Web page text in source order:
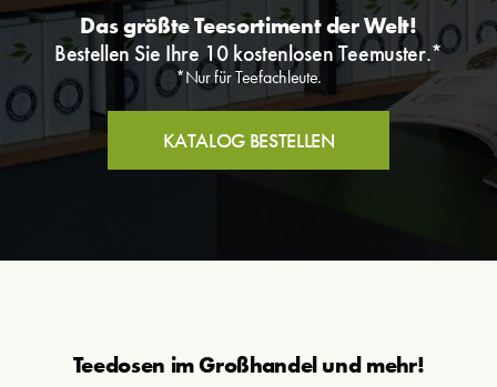
Das größte Teesortiment der Welt!
Bestellen Sie Ihre 10 kostenlosen Teemuster.*
*Nur für Teefachleute.
KATALOG BESTELLEN
Teedosen im Großhandel und mehr!